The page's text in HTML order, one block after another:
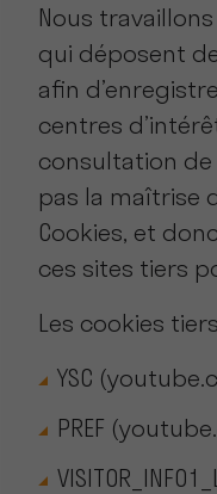
Nous
qui déposent
afin
centres
consultation de
pas la maîtrise
Cookies, et
ces sites tiers
Les cookies
YSC
PREF